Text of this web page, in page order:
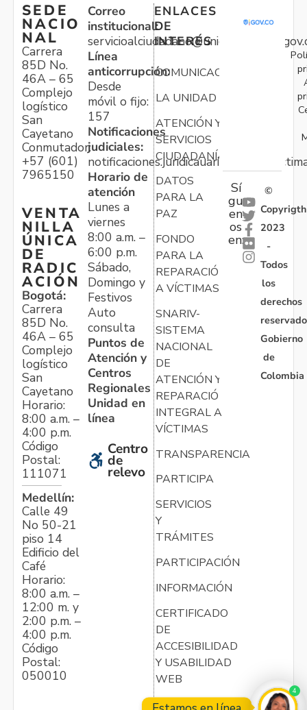
SEDE
NACIO
NAL
Carrera
85D No.
46A – 65
Complejo
logístico
San
Cayetano
Conmutador:
+57 (601)
7965150
VENTA
NILLA
ÚNICA
DE
RADIC
ACIÓN
Bogotá:
Carrera
85D No.
46A – 65
Complejo
logístico
San
Cayetano
Horario:
8:00 a.m. –
4:00 p.m.
Código
Postal:
111071
Medellín:
Calle 49
No 50-21
piso 14
Edificio del
Café
Horario:
8:00 a.m. –
12:00 m. y
2:00 p.m. –
4:00 p.m.
Código
Postal:
050010
Correo
institucional:
Línea
anticorrupción:
Desde
móvil o fijo:
157
Notificaciones
judiciales:
Horario de
atención
Lunes a
viernes
8:00 a.m. –
6:00 p.m.
Sábado,
Domingo y
Festivos
Auto
consulta
Puntos de
Atención y
Centros
Regionales
Unidad en
línea
Centro
de
relevo
ENLACES
DE
INTERÉS
COMUNICACIONES
LA UNIDAD
ATENCIÓN Y
SERVICIOS
CIUDADANÍA
DATOS
PARA LA
PAZ
FONDO
PARA LA
REPARACIÓN
A VÍCTIMAS
SNARIV-
SISTEMA
NACIONAL
DE
ATENCIÓN Y
REPARACIÓN
INTEGRAL A
VÍCTIMAS
TRANSPARENCIA
PARTICIPA
SERVICIOS
Y
TRÁMITES
PARTICIPACIÓN
INFORMACIÓN
CERTIFICADO
DE
ACCESIBILIDAD
Y USABILIDAD
WEB
Sí
gu
en
os
en:
©
Copyrigth
2023
-
Todos
los
derechos
Gobierno
de
Colombia
4